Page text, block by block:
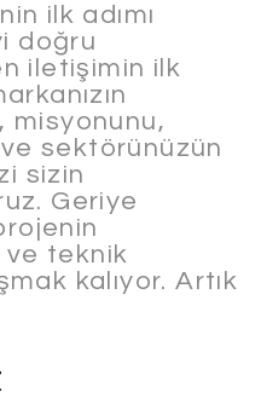
ilk adımı
doğru
iletişimin ilk
misyonunu,
ve sektörünüzün
sizin
Geriye
ve teknik
kalıyor. Artık